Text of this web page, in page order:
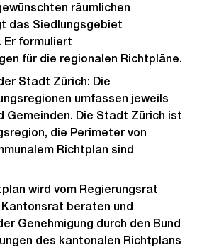
räumlichen
das Siedlungsgebiet
Er formuliert
für die regionalen Richtpläne.
Stadt Zürich: Die
umfassen jeweils
Gemeinden. Die Stadt Zürich ist
die Perimeter von
Richtplan sind
wird vom Regierungsrat
beraten und
Genehmigung durch den Bund
des kantonalen Richtplans